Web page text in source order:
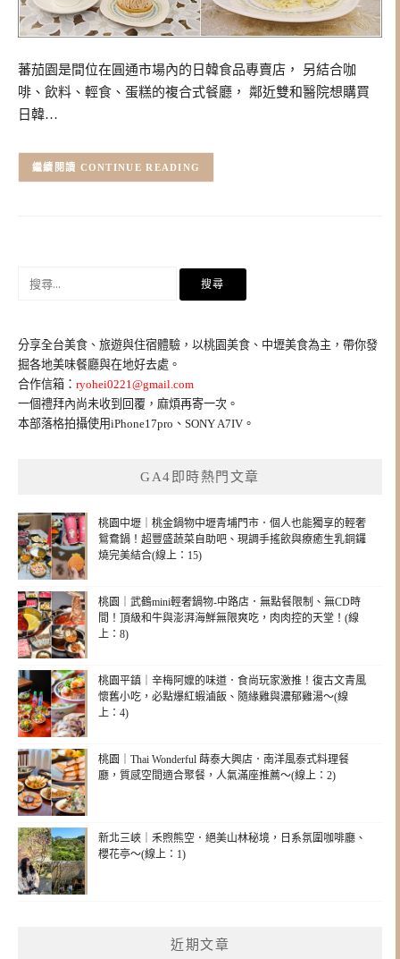
蕃茄園是間位在圓通市場內的日韓食品專賣店， 另結合咖
啡、飲料、輕食、蛋糕的複合式餐廳， 鄰近雙和醫院想購買
日韓…
CONTINUE READING
字:
分享全台美食、旅遊與住宿體驗，以桃園美食、中壢美食為主，帶你發
掘各地美味餐廳與在地好去處。
合作信箱： ryohei0221@gmail.com
一個禮拜內尚未收到回覆，麻煩再寄一次。
本部落格拍攝使用iPhone17pro、SONY A7IV。
GA4即時熱門文章
桃園中壢｜桃金鍋物中壢青埔門市．個人也能獨享的輕奢
鴛鴦鍋！超豐盛蔬菜自助吧、現調手搖飲與療癒生乳銅鑼
燒完美結合(線上：15)
桃園｜武鶴mini輕奢鍋物-中路店．無點餐限制、無CD時
間！頂級和牛與澎湃海鮮無限爽吃，肉肉控的天堂！(線
上：8)
桃園平鎮｜辛梅阿嬤的味道．食尚玩家激推！復古文青風
懷舊小吃，必點爆紅蝦滷飯、隨緣雞與濃郁雞湯～(線
上：4)
桃園｜Thai Wonderful 蒔泰大興店．南洋風泰式料理餐
廳，質感空間適合聚餐，人氣滿座推薦～(線上：2)
新北三峽｜禾煦熊空．絕美山林秘境，日系氛圍咖啡廳、
櫻花亭～(線上：1)
近期文章